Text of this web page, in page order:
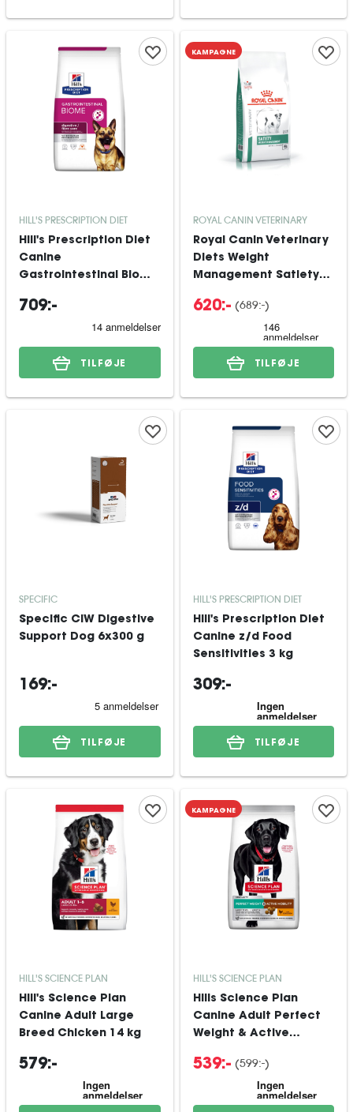
HILL'S PRESCRIPTION DIET
Hill's Prescription Diet
Canine
Gastrointestinal Biome
709:-
TILFØJE
KAMPAGNE
ROYAL CANIN VETERINARY
Royal Canin Veterinary
Diets Weight
Management Satiety
hund 8 kg
620:- (689:-)
TILFØJE
SPECIFIC
Specific CIW Digestive
Support Dog 6x300 g
169:-
TILFØJE
HILL'S PRESCRIPTION DIET
Hill's Prescription Diet
Canine z/d Food
Sensitivities 3 kg
309:-
TILFØJE
HILL'S SCIENCE PLAN
Hill's Science Plan
Canine Adult Large
Breed Chicken 14 kg
579:-
KAMPAGNE
HILL'S SCIENCE PLAN
Hills Science Plan
Canine Adult Perfect
Weight & Active
kg
539:- (599:-)